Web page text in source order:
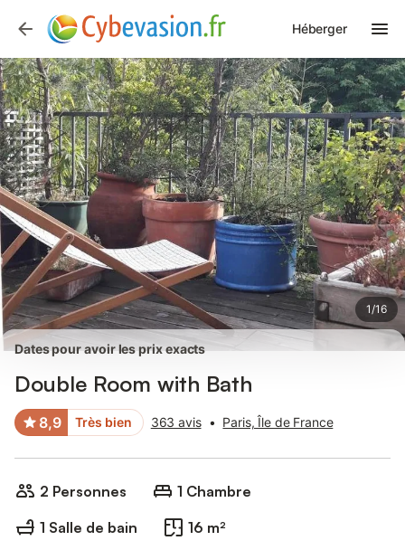
Héberger
1/16
Photos Équipements Avis des voyageurs
Dates pour avoir les prix exacts
Double Room with Bath
8,9 Très bien 363 avis • Paris, Île de France
2 Personnes
1 Chambre
1 Salle de bain
16 m²